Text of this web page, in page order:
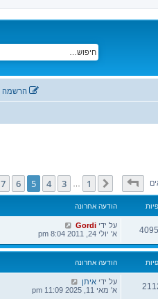
הרשמה
324 הקודם 1
3
4
5
6
7
הודעה אחרונה
על ידי Gordi
א' יולי 24, 2011 8:04 pm
הודעה אחרונה
על ידי איתן
א' מאי 11, 2025 11:09 pm